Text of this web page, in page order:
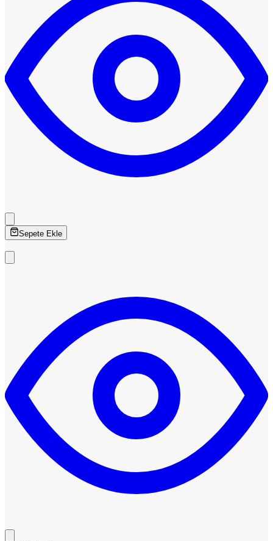
Sepete Ekle